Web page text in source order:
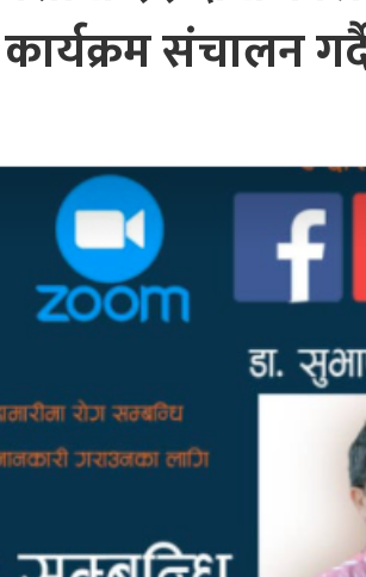
संचालन